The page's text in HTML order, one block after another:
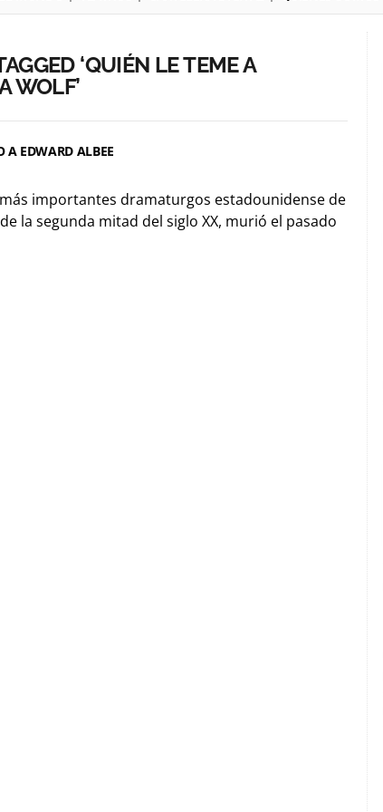
‘QUIÉN LE TEME A
WOLF’
A EDWARD ALBEE
importantes dramaturgos estadounidense de
la segunda mitad del siglo XX, murió el pasado